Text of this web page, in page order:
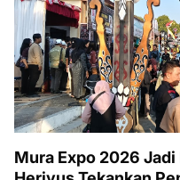
Mura Expo 2026